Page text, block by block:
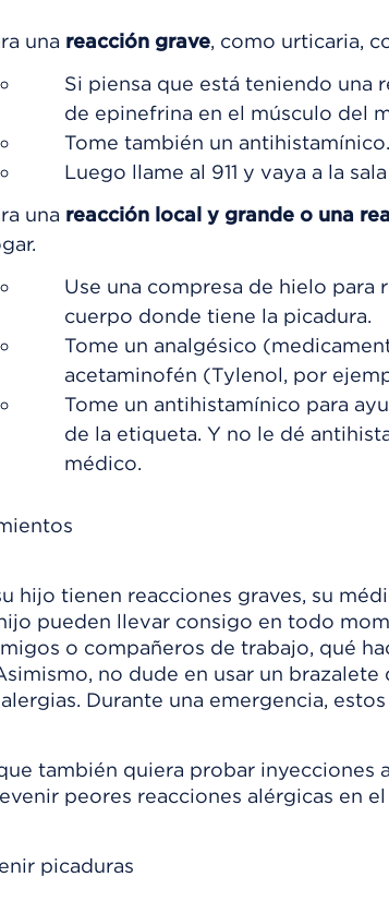
una reacción grave, como urticaria,
Si piensa que está teniendo una
de epinefrina en el músculo del
Tome también un antihistamínico.
Luego llame al 911 y vaya a la
una reacción local y grande o una
Use una compresa de hielo para
cuerpo donde tiene la picadura.
Tome un analgésico
acetaminofén (Tylenol, por
Tome un antihistamínico para
de la etiqueta. Y no le dé
médico.
hijo tienen reacciones graves, su
pueden llevar consigo en todo
o compañeros de trabajo, qué
no dude en usar un
Durante una emergencia,
también quiera probar inyecciones
peores reacciones alérgicas en
picaduras